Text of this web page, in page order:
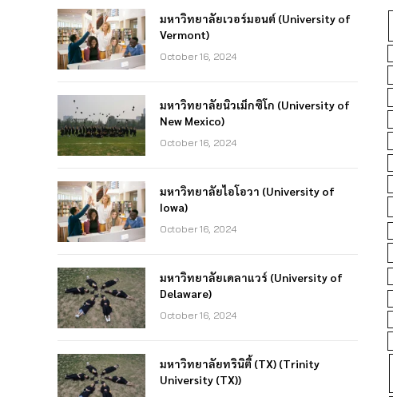
มหาวิทยาลัยเวอร์มอนต์ (University of
Vermont)
October 16, 2024
มหาวิทยาลัยนิวเม็กซิโก (University of
New Mexico)
October 16, 2024
มหาวิทยาลัยไอโอวา (University of
Iowa)
October 16, 2024
มหาวิทยาลัยเดลาแวร์ (University of
Delaware)
October 16, 2024
มหาวิทยาลัยทรินิตี้ (TX) (Trinity
University (TX))